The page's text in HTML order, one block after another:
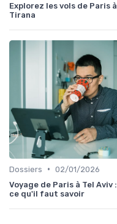
Explorez les vols de Paris à
Tirana
Dossiers • 02/01/2026
Voyage de Paris à Tel Aviv :
ce qu'il faut savoir